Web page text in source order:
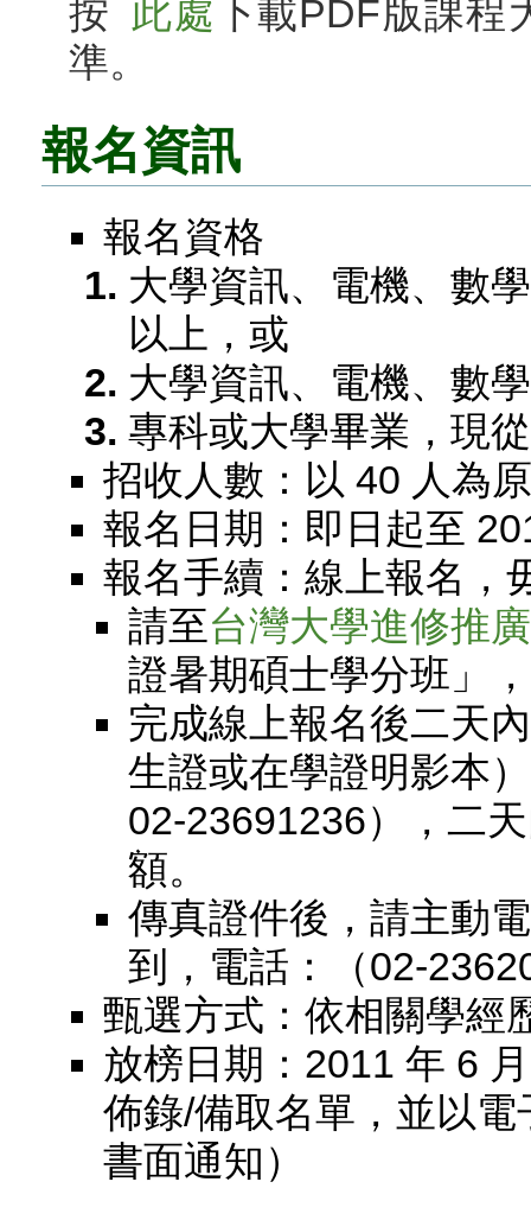
按 此處 下載PDF版課
準。
報名資訊
報名資格
大學資訊、電機、數
以上，或
大學資訊、電機、數
專科或大學畢業，現
招收人數：以 40 人為
報名日期：即日起至
報名手續：線上報名，
請至台灣大學進修推
證暑期碩士學分班」
完成線上報名後二天
生證或在學證明影本
02-23691236），二
額。
傳真證件後，請主動
到，電話：（02-
甄選方式：依相關學經
放榜日期：2011 年 6
佈錄/備取名單，並以
書面通知）